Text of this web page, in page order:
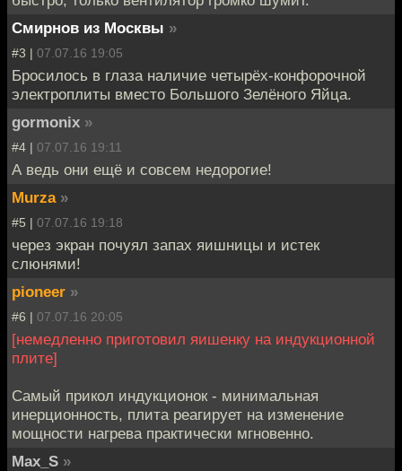
Смирнов из Москвы »
#3 | 07.07.16 19:05
Бросилось в глаза наличие четырёх-конфорочной
электроплиты вместо Большого Зелёного Яйца.
gormonix »
#4 | 07.07.16 19:11
А ведь они ещё и совсем недорогие!
Murza »
#5 | 07.07.16 19:18
через экран почуял запах яишницы и истек
слюнями!
pioneer »
#6 | 07.07.16 20:05
[немедленно приготовил яишенку на индукционной
плите]
Самый прикол индукционок - минимальная
инерционность, плита реагирует на изменение
мощности нагрева практически мгновенно.
Max_S »